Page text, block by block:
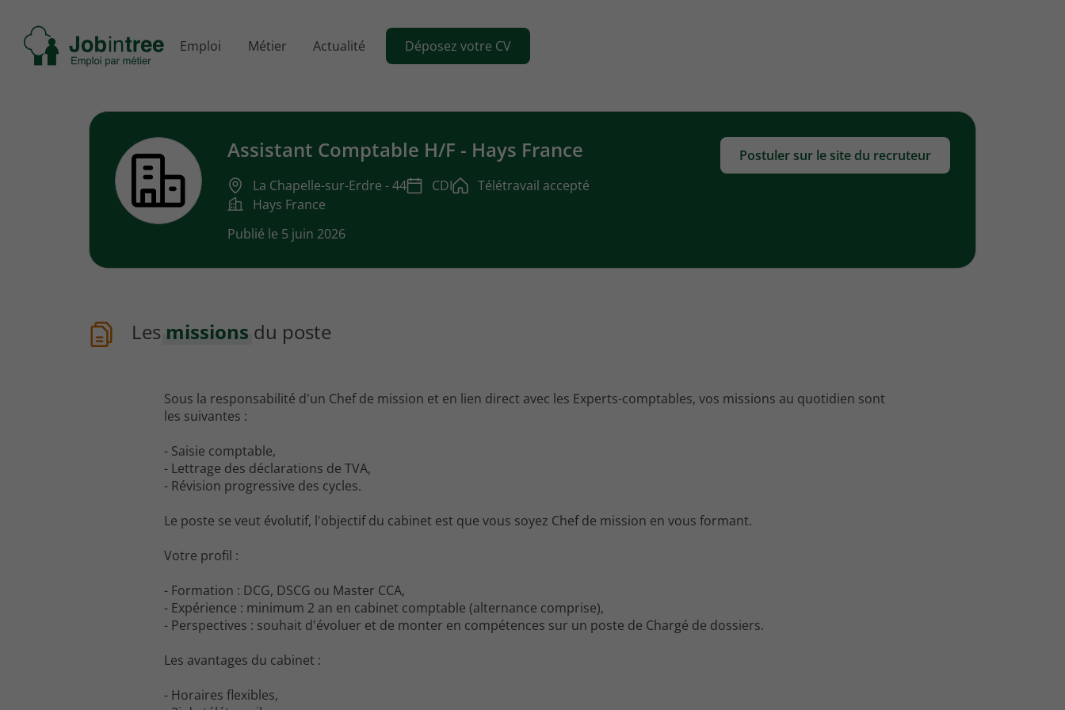
Se
rendre
Emploi Métier Actualité Déposez votre CV
Assistant Comptable H/F - Hays France
La Chapelle-sur-Erdre - 44 CDI
Télétravail accepté
Hays France
Publié le 5 juin 2026
Postuler sur le site du recruteur
Les missions du poste
Sous la responsabilité d'un Chef de mission et en lien direct avec les Experts-comptables, vos missions au quotidien sont
les suivantes :
- Saisie comptable,
- Lettrage des déclarations de TVA,
- Révision progressive des cycles.
Le poste se veut évolutif, l'objectif du cabinet est que vous soyez Chef de mission en vous formant.
Votre profil :
- Formation : DCG, DSCG ou Master CCA,
- Expérience : minimum 2 an en cabinet comptable (alternance comprise),
- Perspectives : souhait d'évoluer et de monter en compétences sur un poste de Chargé de dossiers.
Les avantages du cabinet :
- Horaires flexibles,